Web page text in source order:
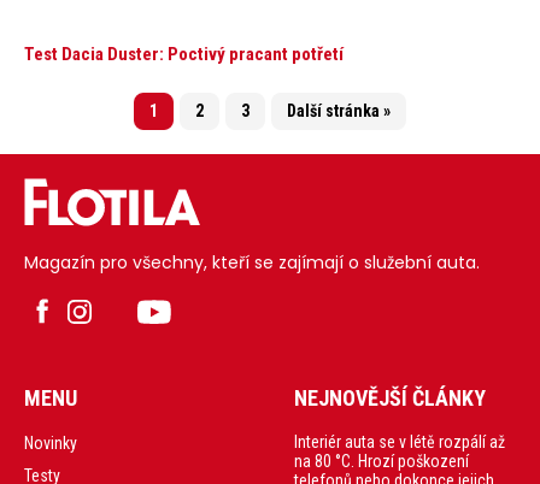
Test Dacia Duster: Poctivý pracant potřetí
1 2 3 Další stránka »
Magazín pro všechny, kteří se zajímají o služební auta.
MENU
Novinky
Testy
NEJNOVĚJŠÍ ČLÁNKY
Interiér auta se v létě rozpálí až
na 80 °C. Hrozí poškození